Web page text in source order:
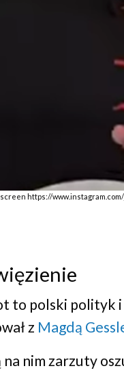
screen https://
to polski polityk
z Magdą
nim zarzuty